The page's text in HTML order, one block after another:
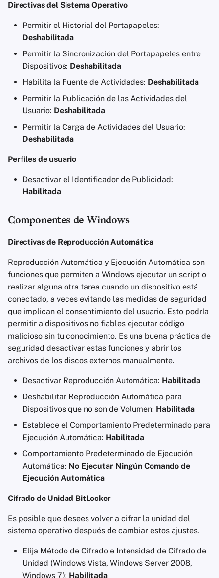
Directivas del Sistema Operativo
Permitir el Historial del Portapapeles:
Deshabilitada
Permitir la Sincronización del Portapapeles entre
Dispositivos: Deshabilitada
Habilita la Fuente de Actividades: Deshabilitada
Permitir la Publicación de las Actividades del
Usuario: Deshabilitada
Permitir la Carga de Actividades del Usuario:
Deshabilitada
Perfiles de usuario
Desactivar el Identificador de Publicidad:
Habilitada
Componentes de Windows
Directivas de Reproducción Automática
Reproducción Automática y Ejecución Automática son
funciones que permiten a Windows ejecutar un script o
realizar alguna otra tarea cuando un dispositivo está
conectado, a veces evitando las medidas de seguridad
que implican el consentimiento del usuario. Esto podría
permitir a dispositivos no fiables ejecutar código
malicioso sin tu conocimiento. Es una buena práctica de
seguridad desactivar estas funciones y abrir los
archivos de los discos externos manualmente.
Desactivar Reproducción Automática: Habilitada
Deshabilitar Reproducción Automática para
Dispositivos que no son de Volumen: Habilitada
Establece el Comportamiento Predeterminado para
Ejecución Automática: Habilitada
Comportamiento Predeterminado de Ejecución
Automática: No Ejecutar Ningún Comando de
Ejecución Automática
Cifrado de Unidad BitLocker
Es posible que desees volver a cifrar la unidad del
sistema operativo después de cambiar estos ajustes.
Elija Método de Cifrado e Intensidad de Cifrado de
Unidad (Windows Vista, Windows Server 2008,
Windows 7): Habilitada